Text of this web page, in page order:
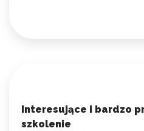
Interesujące i bardzo
szkolenie